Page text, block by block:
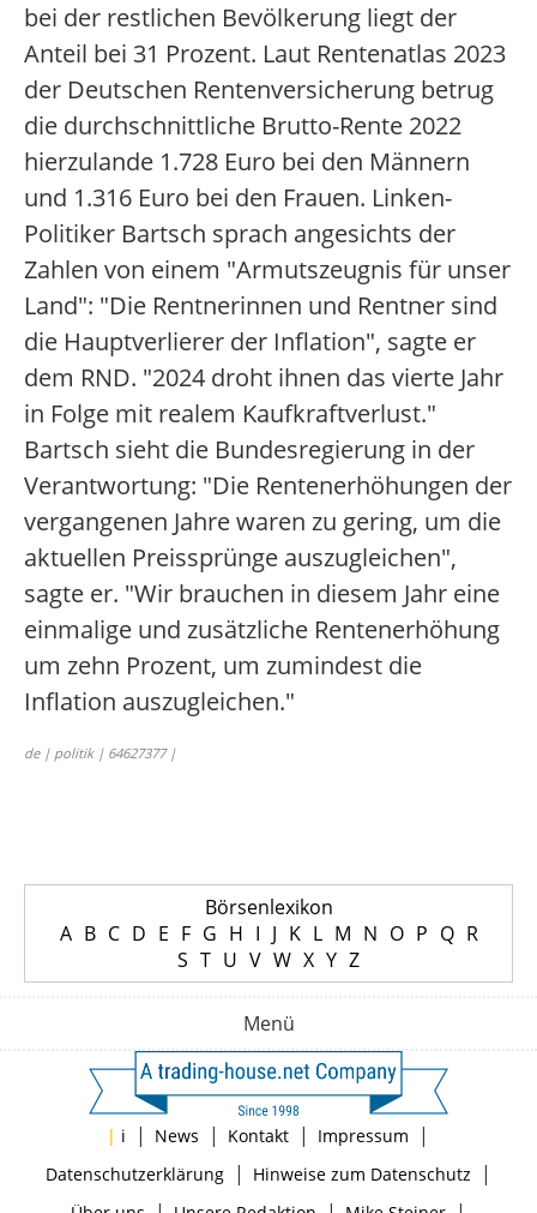
bei der restlichen Bevölkerung liegt der
Anteil bei 31 Prozent. Laut Rentenatlas 2023
der Deutschen Rentenversicherung betrug
die durchschnittliche Brutto-Rente 2022
hierzulande 1.728 Euro bei den Männern
und 1.316 Euro bei den Frauen. Linken-
Politiker Bartsch sprach angesichts der
Zahlen von einem "Armutszeugnis für unser
Land": "Die Rentnerinnen und Rentner sind
die Hauptverlierer der Inflation", sagte er
dem RND. "2024 droht ihnen das vierte Jahr
in Folge mit realem Kaufkraftverlust."
Bartsch sieht die Bundesregierung in der
Verantwortung: "Die Rentenerhöhungen der
vergangenen Jahre waren zu gering, um die
aktuellen Preissprünge auszugleichen",
sagte er. "Wir brauchen in diesem Jahr eine
einmalige und zusätzliche Rentenerhöhung
um zehn Prozent, um zumindest die
Inflation auszugleichen."
de | politik | 64627377 |
Börsenlexikon
A B C D E F G H I J K L M N O P Q R
S T U V W X Y Z
Menü
| i | News | Kontakt | Impressum |
Datenschutzerklärung| Hinweise zum Datenschutz |